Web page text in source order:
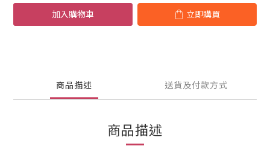
加入購物車 立即購買
商品描述 送貨及付款方式
商品描述